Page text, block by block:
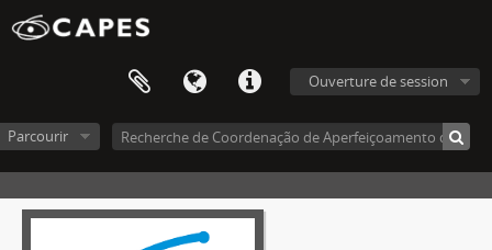
Ouverture de session
Parcourir